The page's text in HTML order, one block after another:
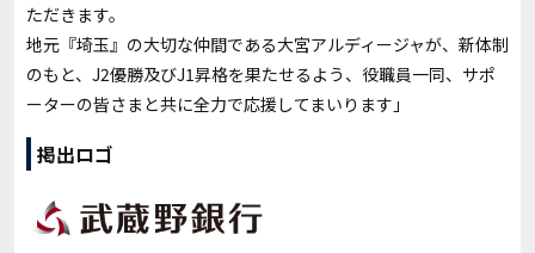
ただきます。
地元『埼玉』の大切な仲間である大宮アルディージャが、新体制
のもと、J2優勝及びJ1昇格を果たせるよう、役職員一同、サポ
ーターの皆さまと共に全力で応援してまいります」
掲出ロゴ